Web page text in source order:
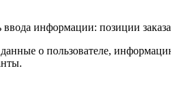
ввода информации: позиции
о пользователе,